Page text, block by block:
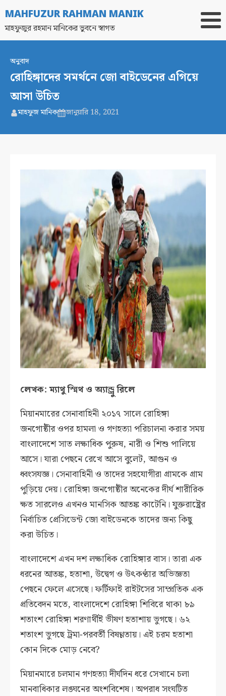
MAHFUZUR RAHMAN MANIK
মাহফুজুর রহমান মানিকের ভুবনে স্বাগত
অনুবাদ
রোহিঙ্গাদের সমর্থনে জো বাইডেনের এগিয়ে
আসা উচিত
মাহফুজ মানিক জানুয়ারি 18, 2021
লেখক:ম্যাথু স্মিথ ও অ্যান্ড্রু রিলে
মিয়ানমারের সেনাবাহিনী ২০১৭ সালে রোহিঙ্গা
জনগোষ্ঠীর ওপর হামলা ও গণহত্যা পরিচালনা করার সময়
বাংলাদেশে সাত লক্ষাধিক পুরুষ, নারী ও শিশু পালিয়ে
আসে। যারা পেছনে রেখে আসে বুলেট, আগুন ও
ধ্বংসযজ্ঞ। সেনাবাহিনী ও তাদের সহযোগীরা গ্রামকে গ্রাম
পুড়িয়ে দেয়। রোহিঙ্গা জনগোষ্ঠীর অনেকের দীর্ঘ শারীরিক
ক্ষত সারলেও এখনও মানসিক আতঙ্ক কাটেনি। যুক্তরাষ্ট্রের
নির্বাচিত প্রেসিডেন্ট জো বাইডেনকে তাদের জন্য কিছু
করা উচিত।
বাংলাদেশে এখন দশ লক্ষাধিক রোহিঙ্গার বাস। তারা এক
ধরনের আতঙ্ক, হতাশা, উদ্বেগ ও উৎকণ্ঠার অভিজ্ঞতা
পেছনে ফেলে এসেছে। ফর্টিফাই রাইটসের সাম্প্রতিক এক
প্রতিবেদন মতে, বাংলাদেশে রোহিঙ্গা শিবিরে থাকা ৮৯
শতাংশ রোহিঙ্গা শরণার্থীই ভীষণ হতাশায় ভুগছে। ৬২
শতাংশ ভুগছে ট্রমা-পরবর্তী বিষণ্ণতায়। এই চরম হতাশা
কোন দিকে মোড় নেবে?
মিয়ানমারে চলমান গণহত্যা দীর্ঘদিন ধরে সেখানে চলা
মানবাধিকার লঙ্ঘনের অংশবিশেষ। অপরাধ সংঘটিত